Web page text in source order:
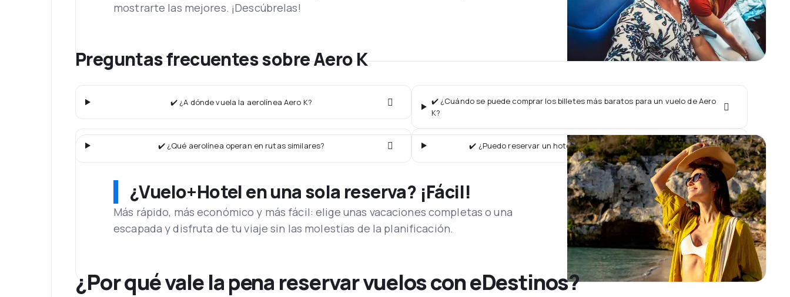
mostrarte las mejores. ¡Descúbrelas!
Preguntas frecuentes sobre Aero K
✔️ ¿A dónde vuela la aerolínea Aero K?
✔️ ¿Cuándo se puede comprar los billetes más baratos para un vuelo de Aero
K?
✔️ ¿Qué aerolínea operan en rutas similares? ✔️ ¿Puedo reservar un hotel junto con un vuelo de Aero K?
¿Vuelo+Hotel en una sola reserva? ¡Fácil!
Más rápido, más económico y más fácil: elige unas vacaciones completas o una
escapada y disfruta de tu viaje sin las molestias de la planificación.
¿Por qué vale la pena reservar vuelos con eDestinos?